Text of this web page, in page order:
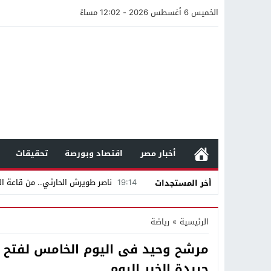
الخميس 6 أغسطس 2026 - 12:02 مساءً
أخبار مصر اقتصاد وبورصة تحقيقات
أخر المستجدات
19:14 ناصر طويرش الحارثي.. من قاعة
21:40 مواطن كويتي يقع ضحية عملية
18:16 وليد منصور يتفاوض مع نجمة
الرئيسية » رياضة
مرشح وحيد فى اليوم الخامس لفتح